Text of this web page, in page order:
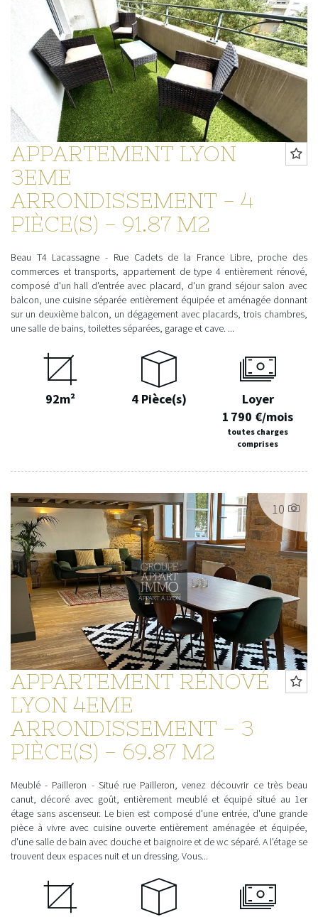
APPARTEMENT LYON
3EME
ARRONDISSEMENT - 4
PIÈCE(S) - 91.87 M2
Beau T4 Lacassagne - Rue Cadets de la France Libre, proche des
commerces et transports, appartement de type 4 entièrement rénové,
composé d'un hall d'entrée avec placard, d'un grand séjour salon avec
balcon, une cuisine séparée entièrement équipée et aménagée donnant
sur un deuxième balcon, un dégagement avec placards, trois chambres,
une salle de bains, toilettes séparées, garage et cave. ...
92m² 4 Pièce(s)
Loyer
1 790 €/mois
toutes charges
comprises
10
APPARTEMENT RÉNOVÉ
LYON 4EME
ARRONDISSEMENT - 3
PIÈCE(S) - 69.87 M2
Meublé - Pailleron - Situé rue Pailleron, venez découvrir ce très beau
canut, décoré avec goût, entièrement meublé et équipé situé au 1er
étage sans ascenseur. Le bien est composé d'une entrée, d'une grande
pièce à vivre avec cuisine ouverte entièrement aménagée et équipée,
d'une salle de bain avec douche et baignoire et de wc séparé. A l'étage se
trouvent deux espaces nuit et un dressing. Vous...